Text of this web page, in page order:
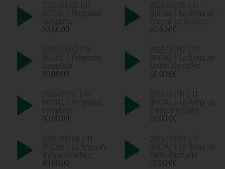
2026/05/13 | 11
INICIAL | Programa
completo
00:00:00
2026/05/13 | 11
INICIAL | La firma de
Chema de Aquino
00:00:00
2026/05/12 | 11
INICIAL | Programa
completo
00:00:00
2026/05/12 | 11
INICIAL | La firma de
Mateo González
00:00:00
2026/05/11 | 11
INICIAL | Programa
completo
00:00:00
2026/05/11 | 11
INICIAL | La firma de
Enrique Roldán
00:00:00
2026/05/08 | 11
INICIAL | La firma de
Mateo Sánchez
00:00:00
2026/05/07 | 11
INICIAL | La firma de
Pablo Montaño
00:00:00